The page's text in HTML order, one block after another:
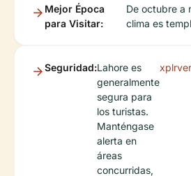
Mejor Época
para Visitar:
De octubre a
clima es
Seguridad:Lahore es
generalmente
segura para
los turistas.
Manténgase
alerta en
áreas
concurridas,